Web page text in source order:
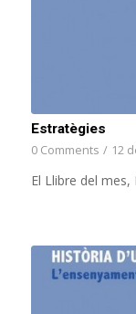
Estratègies
0 Comments / 12
El Llibre del